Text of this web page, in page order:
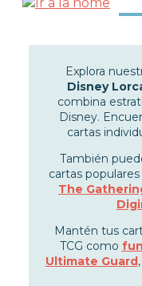
NOVEDADES
WARHAMMER
CARTAS TCG
TCG
TCG
TCG
Explora
Disney
combina
Disney.
cartas
También
cartas
The
Mantén tus
TCG como
Ultimate Guard